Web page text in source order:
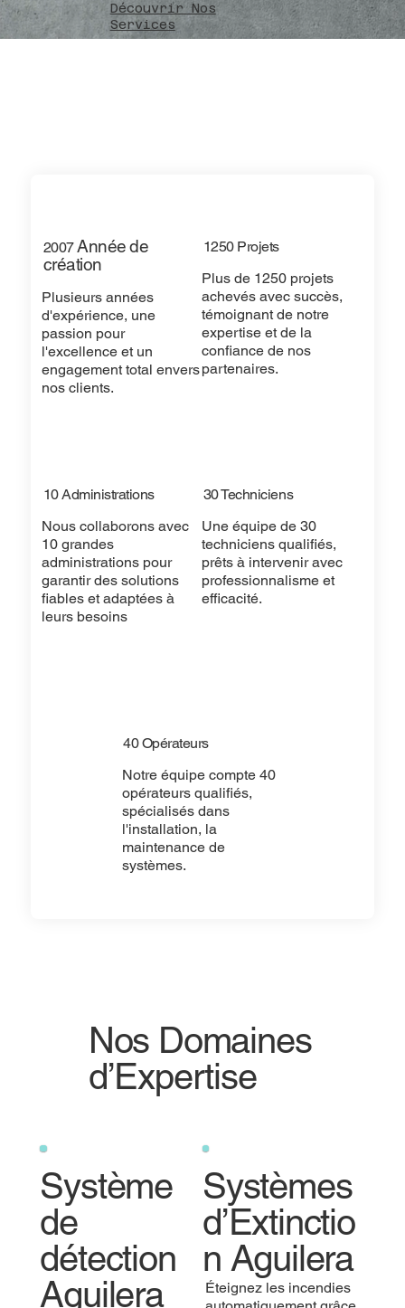
Découvrir Nos
Services
2007Annéede
création
Plusieurs années
d'expérience, une
passion pour
l'excellence et un
engagement total envers
nos clients.
1250 Projets
Plus de 1250 projets
achevés avec succès,
témoignant de notre
expertise et de la
confiance de nos
partenaires.
10 Administrations
Nous collaborons avec
10 grandes
administrations pour
garantir des solutions
fiables et adaptées à
leurs besoins
30 Techniciens
Une équipe de 30
techniciens qualifiés,
prêts à intervenir avec
professionnalisme et
efficacité.
40 Opérateurs
Notre équipe compte 40
opérateurs qualifiés,
spécialisés dans
l'installation, la
maintenance de
systèmes.
Système
de
détection
Aguilera
Systèmes
d’Extinctio
n Aguilera
Éteignez les incendies
Nos Domaines
d’Expertise